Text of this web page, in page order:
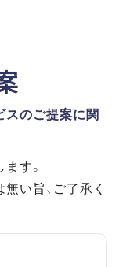
スのご提案に関
す。
い旨、ご了承く